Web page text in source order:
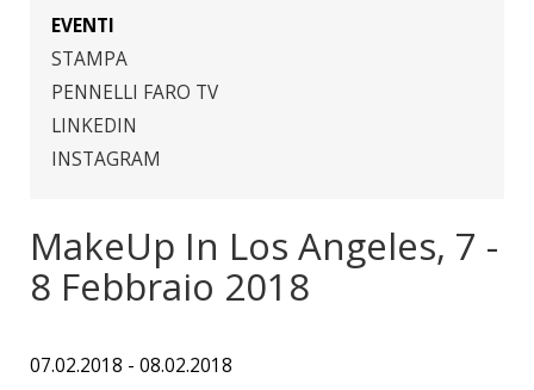
PRODOTTI
INNOVAZIONE
DERMOCURA
MEDIA
EVENTI
STAMPA
PENNELLI FARO TV
LINKEDIN
INSTAGRAM
MakeUp In Los Angeles, 7 -
8 Febbraio 2018
07.02.2018 - 08.02.2018